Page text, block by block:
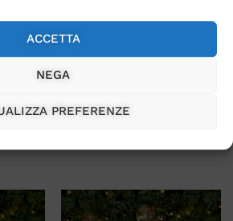
ACCETTA
NEGA
PREFERENZE
recensioni, lasciane una.